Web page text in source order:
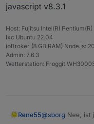
"Error in
array with no
Du bekommst
noch alles
Testet ihr ev. den
javascript v8.3.1
Host: Fujitsu Intel(R)
lxc Ubuntu 22.04
ioBroker (8 GB RAM) Node.js:
Admin: 7.6.3
Wetterstation: Froggit
Rene55@sborg Nee, ist